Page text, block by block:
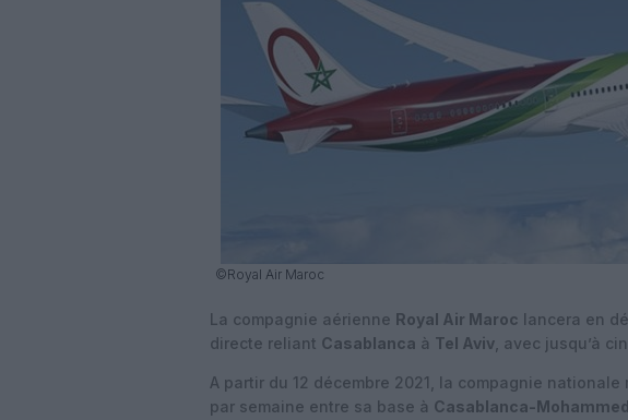
©Royal Air Maroc
La compagnie aérienne Royal Air Maroc lancera en
directe reliant Casablanca à Tel Aviv , avec jusqu’à
A partir du 12 décembre 2021, la compagnie
par semaine entre sa base à Casablanca-